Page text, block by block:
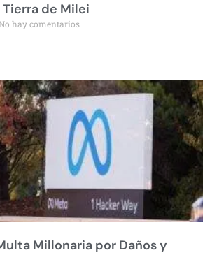
de Milei
hay comentarios
Millonaria por Daños y